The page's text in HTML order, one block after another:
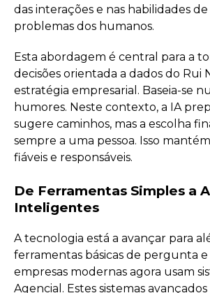
das interações e nas habilidades
problemas dos humanos.
Esta abordagem é central para a
decisões orientada a dados do Rui
estratégia empresarial. Baseia-se
humores. Neste contexto, a IA
sugere caminhos, mas a escolha
sempre a uma pessoa. Isso
fiáveis e responsáveis.
De Ferramentas Simples a
Inteligentes
A tecnologia está a avançar para
ferramentas básicas de pergunta e
empresas modernas agora usam
Agencial. Estes sistemas